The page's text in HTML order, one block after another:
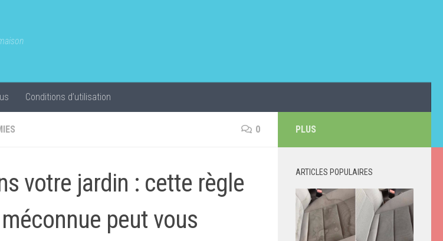
Conditions d’utilisation
0
votre jardin : cette règle
peut vous
PLUS
ARTICLES POPULAIRES